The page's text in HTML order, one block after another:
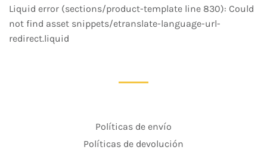
Facebook
en
Liquid error (sections/product-template line 830): Could
not find asset snippets/etranslate-language-url-
redirect.liquid
Políticas de envío
Políticas de devolución